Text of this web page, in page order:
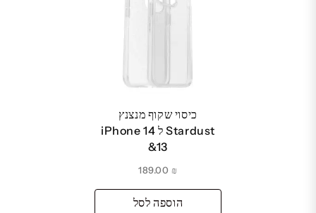
כיסוי שקוף מנצנץ
Stardust ל iPhone 14
&13
₪
הוספה לסל